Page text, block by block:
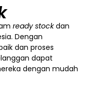
ready stockdan
Dengan
dan proses
dapat
dengan mudah